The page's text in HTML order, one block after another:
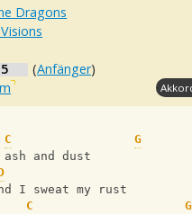
Dragons
(Anfänger)
C
G
and dust
I sweat my rust
C
G